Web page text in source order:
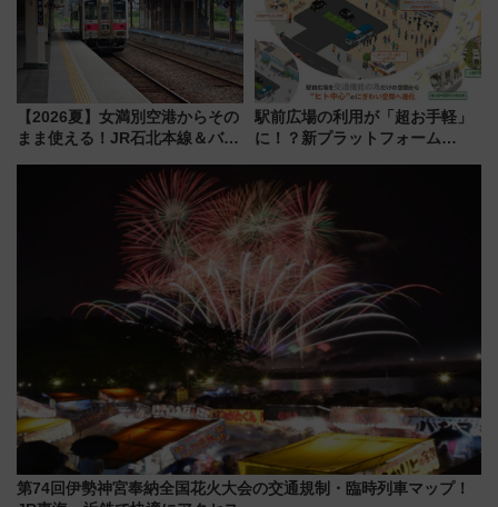
【2026夏】女満別空港からその
まま使える！JR石北本線＆バス
ーパス」でおトクに道東観光
駅前広場の利用が「超お手軽」
に！？新プラットフォーム
マホで簡単申請 物販や演奏会な
どに【JR東日本】
第74回伊勢神宮奉納全国花火大会の交通規制・臨時列車マップ！